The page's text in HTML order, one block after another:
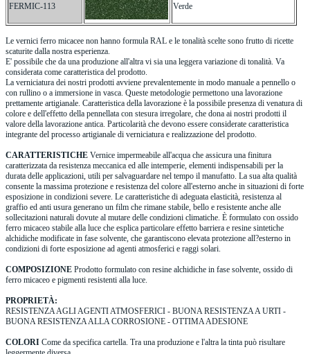
FERMIC-113 Verde
Le vernici ferro micacee non hanno formula RAL e le tonalità scelte sono frutto di ricette
scaturite dalla nostra esperienza.
E' possibile che da una produzione all'altra vi sia una leggera variazione di tonalità. Va
considerata come caratteristica del prodotto.
La verniciatura dei nostri prodotti avviene prevalentemente in modo manuale a pennello o
con rullino o a immersione in vasca. Queste metodologie permettono una lavorazione
prettamente artigianale. Caratteristica della lavorazione è la possibile presenza di venatura di
colore e dell'effetto della pennellata con stesura irregolare, che dona ai nostri prodotti il
valore della lavorazione antica. Particolarità che devono essere considerate caratteristica
integrante del processo artigianale di verniciatura e realizzazione del prodotto.
CARATTERISTICHE Vernice impermeabile all'acqua che assicura una finitura
caratterizzata da resistenza meccanica ed alle intemperie, elementi indispensabili per la
durata delle applicazioni, utili per salvaguardare nel tempo il manufatto. La sua alta qualità
consente la massima protezione e resistenza del colore all'esterno anche in situazioni di forte
esposizione in condizioni severe. Le caratteristiche di adeguata elasticità, resistenza al
graffio ed anti usura generano un film che rimane stabile, bello e resistente anche alle
sollecitazioni naturali dovute al mutare delle condizioni climatiche. È formulato con ossido
ferro micaceo stabile alla luce che esplica particolare effetto barriera e resine sintetiche
alchidiche modificate in fase solvente, che garantiscono elevata protezione all?esterno in
condizioni di forte esposizione ad agenti atmosferici e raggi solari.
COMPOSIZIONE Prodotto formulato con resine alchidiche in fase solvente, ossido di
ferro micaceo e pigmenti resistenti alla luce.
PROPRIETÀ:
RESISTENZA AGLI AGENTI ATMOSFERICI - BUONA RESISTENZA A URTI -
BUONA RESISTENZA ALLA CORROSIONE - OTTIMA ADESIONE
COLORI Come da specifica cartella. Tra una produzione e l'altra la tinta può risultare